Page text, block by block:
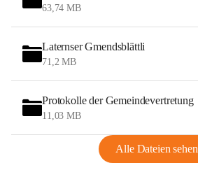
63,74 MB
Laternser Gmendsblättli
71,2 MB
Protokolle der Gemeindevertretung
11,03 MB
Alle Dateien sehen